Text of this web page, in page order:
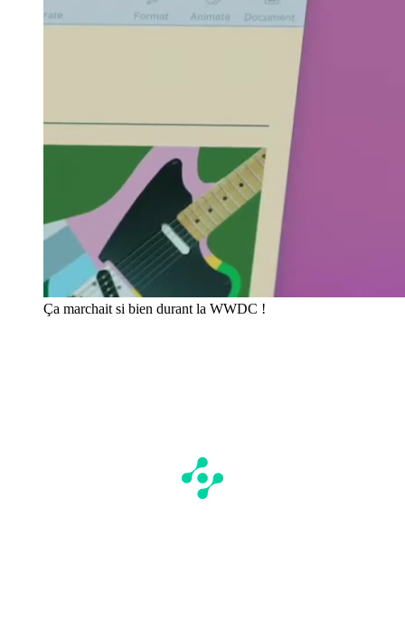
Ça marchait si bien durant la WWDC !